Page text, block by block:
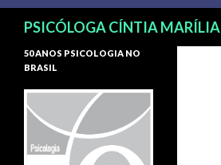
PSICÓLOGA CÍNTIA MARÍLIA
50 ANOS PSICOLOGIA NO
BRASIL